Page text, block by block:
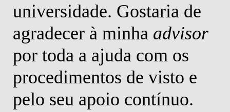
universidade. Gostaria de
agradecer à minha advisor
por toda a ajuda com os
procedimentos de visto e
pelo seu apoio contínuo.